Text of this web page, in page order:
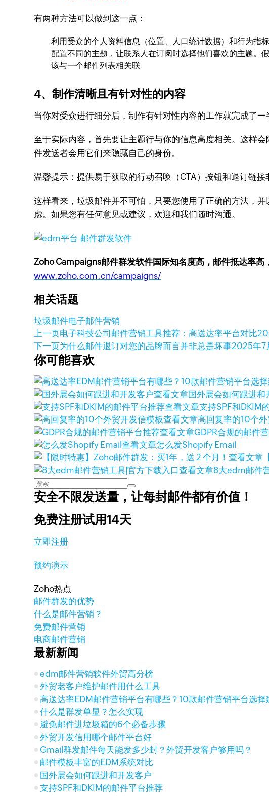
有两种方法可以做到这一点：
利用受众的个人资料信息（位置、人口统计数据）和行为指
配置不同的主题，让联系人在订阅时选择他们喜欢的主题。
该与一个邮件列表相关联
4、制作清晰且有针对性的内容
当你对受众进行细分后，制作有针对性内容的工作就完成了一
至于实际内容，首先要让主题行与你的信息高度相关。这样
件发送者会用它们来隐藏自己的身份。
温馨提示：提供易于获取的行动召唤（CTA）按钮和退订链
这样看来，垃圾邮件并不可怕，只要您使用了正确的方法，
虑。如果您有任何意见或建议，欢迎和我们随时沟通。
Zoho Campaigns邮件群发软件国际知名度高，邮件抵达率高
www.zoho.com.cn/campaigns/
相关话题
垃圾邮件电子邮件营销
上一页电子科技公司邮件营销工具推荐：高送达率平台对比
下一页为什么邮件退订对您的品牌而言并非总是坏事2025年7
你可能喜欢
查看文章国外展会如何跟进和
查看文章支持SPF和DKIM
查看文章高回复率的10个
查看文章GDPR合规的邮件
查看文章怎么发Shopify Email
查看文章
查看文章8大edm邮件
安全不限发送量，让每封邮件都有价值！
免费注册试用14天
立即注册
预约演示
Zoho热点
邮件群发的优势
什么是邮件营销？
免费邮件营销
电商邮件营销
最新新闻
edm邮件营销软件外贸高分榜
外贸老客户维护邮件用什么工具
高送达率EDM邮件营销平台有哪些？10款邮件营销平台选择
什么是群发单显？怎么实现
避免邮件进垃圾箱的6个必备步骤
外贸开发信用哪个邮件平台好
Gmail群发邮件每天能发多少封？外贸开发客户够用吗？
邮件模板丰富的EDM系统对比
国外展会如何跟进和开发客户
支持SPF和DKIM的邮件平台推荐